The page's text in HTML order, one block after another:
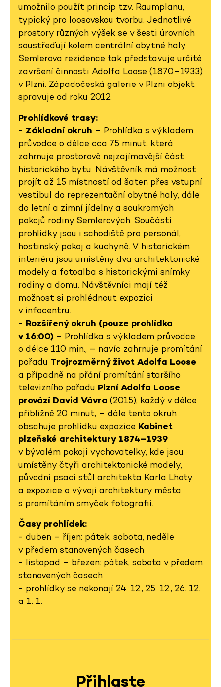
umožnilo použít princip tzv. Raumplanu,
typický pro loosovskou tvorbu. Jednotlivé
prostory různých výšek se v šesti úrovních
soustřeďují kolem centrální obytné haly.
Semlerova rezidence tak představuje určité
završení činnosti Adolfa Loose (1870–1933)
v Plzni. Západočeská galerie v Plzni objekt
spravuje od roku 2012.
Prohlídkové trasy:
- Základní okruh – Prohlídka s výkladem
průvodce o délce cca 75 minut, která
zahrnuje prostorově nejzajímavější část
historického bytu. Návštěvník má možnost
projít až 15 místností od šaten přes vstupní
vestibul do reprezentační obytné haly, dále
do letní a zimní jídelny a soukromých
pokojů rodiny Semlerových. Součástí
prohlídky jsou i schodiště pro personál,
hostinský pokoj a kuchyně. V historickém
interiéru jsou umístěny dva architektonické
modely a fotoalba s historickými snímky
rodiny a domu. Návštěvníci mají též
možnost si prohlédnout expozici
v infocentru.
- Rozšířený okruh (pouze prohlídka
v 16:00) – Prohlídka s výkladem průvodce
o délce 110 min., – navíc zahrnuje promítání
pořadu Trojrozměrný život Adolfa Loose
a případně na přání promítání staršího
televizního pořadu Plzní Adolfa Loose
provází David Vávra (2015), každý v délce
přibližně 20 minut, – dále tento okruh
obsahuje prohlídku expozice Kabinet
plzeňské architektury 1874–1939
v bývalém pokoji vychovatelky, kde jsou
umístěny čtyři architektonické modely,
původní psací stůl architekta Karla Lhoty
a expozice o vývoji architektury města
s promítáním smyček fotografií.
Časy prohlídek:
- duben – říjen: pátek, sobota, neděle
v předem stanovených časech
- listopad – březen: pátek, sobota v předem
stanovených časech
- prohlídky se nekonají 24. 12., 25. 12., 26. 12.
a 1. 1.
Přihlaste